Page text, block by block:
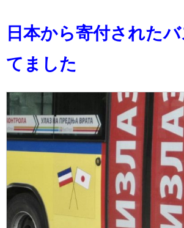
日本から寄付された
てました